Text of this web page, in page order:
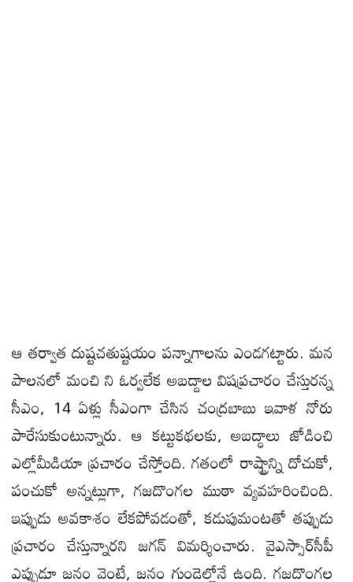
ఆ త‌ర్వాత దుష్టచతుష్ట​యం ప‌న్నాగాల‌ను ఎండ‌గ‌ట్టారు. మన
పాలనలో మంచి ని ఓర్వలేక అబద్దాల విషప్రచారం చేస్తుర‌న్న
సీఎం, 14 ఏళ్లు సీఎంగా చేసిన చంద్రబాబు ఇవాళ నోరు
పారేసుకుంటున్నారు. ఆ కట్టుకథల‌కు, అబద్ధాలు జోడించి
ఎల్లోమీడియా ప్రచారం చేస్తోంది. గతంలో రాష్ట్రాన్ని దోచుకో,
పంచుకో అన్నట్లుగా, గజదొంగల ముఠా వ్యవహరించింది.
ఇప్పుడు అవకాశం లేకపోవ‌డంతో, కడుపుమంటతో తప్పుడు
ప్రచారం చేస్తున్నార‌ని జ‌గ‌న్ విమ‌ర్శించారు. వైఎస్సార్‌సీపీ
ఎప్పుడూ జనం వెంటే, జనం గుండెల్లోనే ఉంది. గజదొంగల